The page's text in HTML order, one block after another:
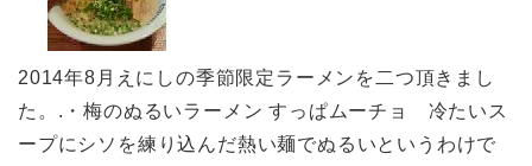
2014年8月えにしの季節限定ラーメンを二つ頂きまし
た。.・梅のぬるいラーメン すっぱムーチョ 冷たいス
ープにシソを練り込んだ熱い麺でぬるいというわけで